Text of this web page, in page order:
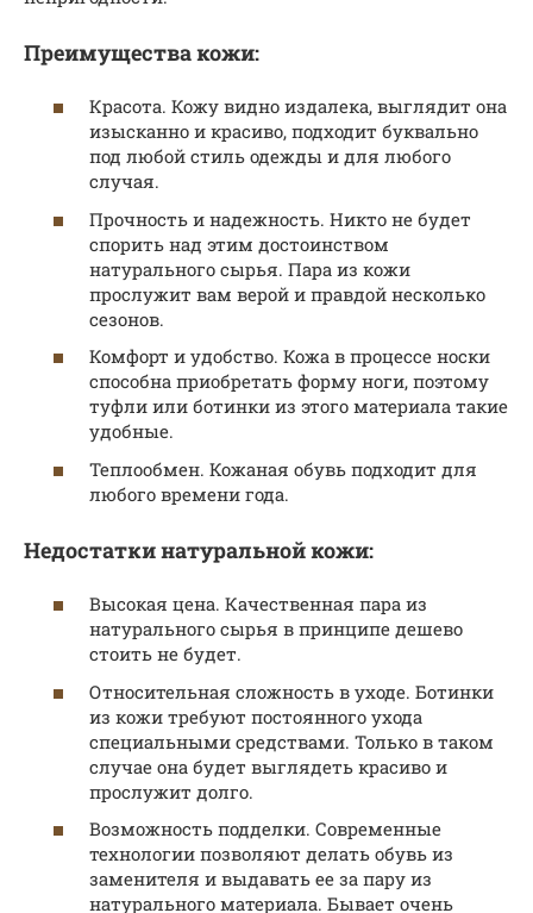
Преимущества кожи:
Красота. Кожу видно издалека, выглядит она
изысканно и красиво, подходит буквально
под любой стиль одежды и для любого
случая.
Прочность и надежность. Никто не будет
спорить над этим достоинством
натурального сырья. Пара из кожи
прослужит вам верой и правдой несколько
сезонов.
Комфорт и удобство. Кожа в процессе носки
способна приобретать форму ноги, поэтому
туфли или ботинки из этого материала такие
удобные.
Теплообмен. Кожаная обувь подходит для
любого времени года.
Недостатки натуральной кожи:
Высокая цена. Качественная пара из
натурального сырья в принципе дешево
стоить не будет.
Относительная сложность в уходе. Ботинки
из кожи требуют постоянного ухода
специальными средствами. Только в таком
случае она будет выглядеть красиво и
прослужит долго.
Возможность подделки. Современные
технологии позволяют делать обувь из
заменителя и выдавать ее за пару из
натурального материала. Бывает очень